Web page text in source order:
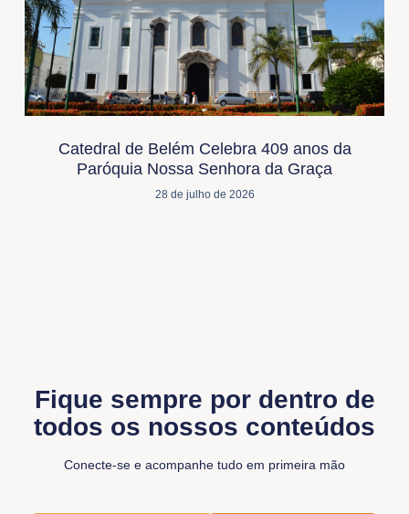
Catedral de Belém Celebra 409 anos da
Paróquia Nossa Senhora da Graça
28 de julho de 2026
Fique sempre por dentro de
todos os nossos conteúdos
Conecte-se e acompanhe tudo em primeira mão